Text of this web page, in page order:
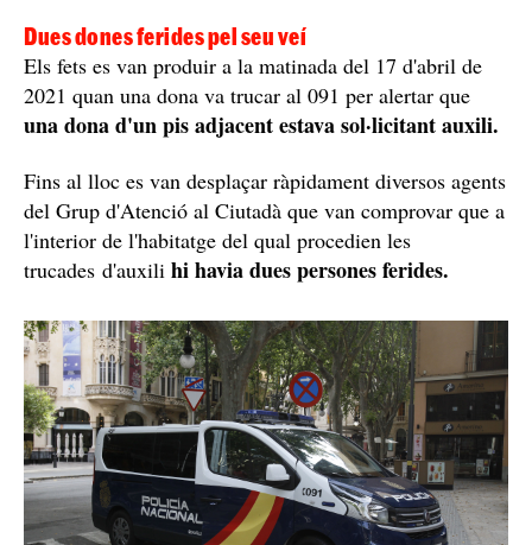
Dues dones ferides pel seu veí
Els fets es van produir a la matinada del 17 d'abril de
2021 quan una dona va trucar al 091 per alertar que
una dona d'un pis adjacent estava sol·licitant auxili.
Fins al lloc es van desplaçar ràpidament diversos agents
del Grup d'Atenció al Ciutadà que van comprovar que a
l'interior de l'habitatge del qual procedien les
trucades d'auxili hi havia dues persones ferides.